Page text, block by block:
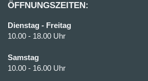
ÖFFNUNGSZEITEN:
Dienstag - Freitag
10.00 - 18.00 Uhr
Samstag
10.00 - 16.00 Uhr